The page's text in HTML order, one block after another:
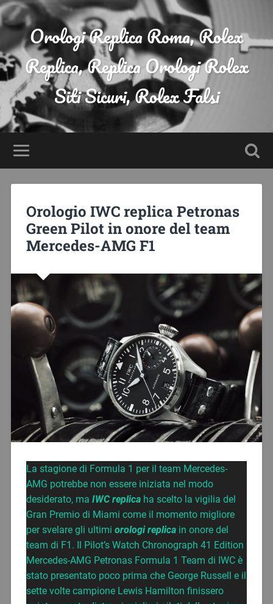
Orologi Replica Roma, Rolex
Replica, Replica Orologi Rolex
Siti Sicuri, Rolex Falsi
Orologio IWC replica Petronas
Green Pilot in onore del team
Mercedes-AMG F1
La stagione di Formula 1 per il team Mercedes-
AMG potrebbe non essere iniziata nel modo
desiderato, ma IWC replica ha scelto la vigilia del
Gran Premio di Miami come il momento migliore
per svelare gli ultimi orologi replicain onore del
team di F1. Il Pilot’s Watch Chronograph 41 Edition
Mercedes-AMG Petronas Formula 1 Team di IWC è
stato presentato poco prima che George Russell e il
sette volte campione Lewis Hamilton finissero